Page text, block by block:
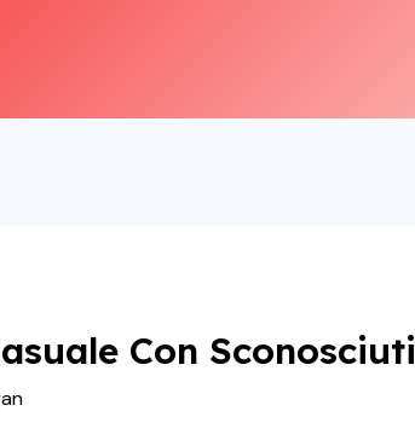
Con Sconosciuti